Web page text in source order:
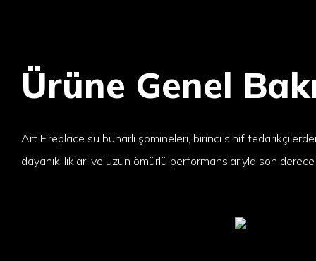
Ürüne Genel
Art Fireplace su buharlı şömineleri, birinci sınıf
dayanıklılıkları ve uzun ömürlü performanslarıyla son